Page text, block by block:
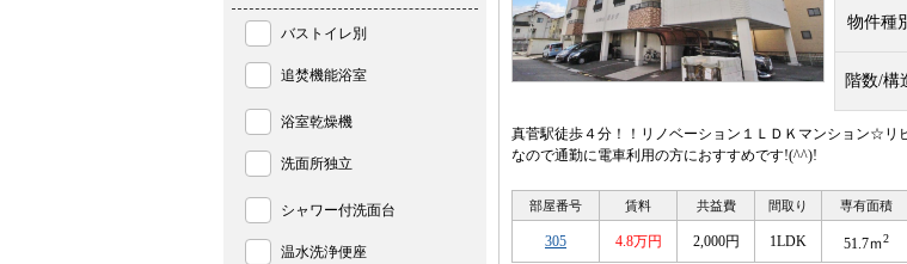
物件種
階数/構
真菅駅徒歩４分！！リノベーション１ＬＤＫマンション☆リ
なので通勤に電車利用の方におすすめです!(^^)!
部屋番号 賃料 共益費 間取り 専有面積
305 4.8万円 2,000円 1LDK 51.7ｍ2
バストイレ別
追焚機能浴室
浴室乾燥機
洗面所独立
シャワー付洗面台
温水洗浄便座